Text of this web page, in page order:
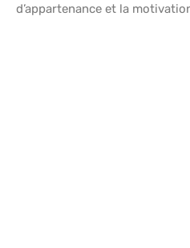
d’appartenance et la